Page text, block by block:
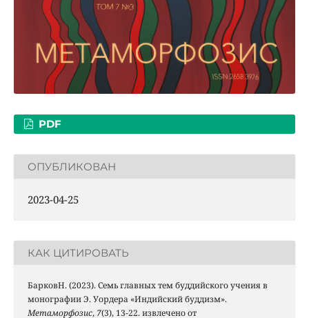
PDF
ОПУБЛИКОВАН
2023-04-25
КАК ЦИТИРОВАТЬ
БарковН. (2023). Семь главных тем буддийского учения в
монографии Э. Уордера «Индийский буддизм».
Метаморфозис, 7(3), 13-22. извлечено от